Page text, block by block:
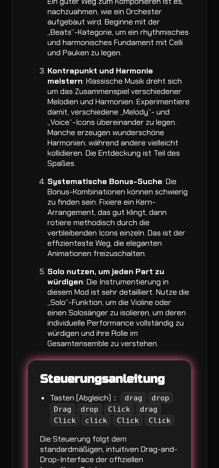
nachzuahmen, wie ein Orchester
aufgebaut wird. Beginne mit der
„Beats”-Kategorie, um ein rhythmisches
und harmonisches Fundament mit Celli
und Pauken zu legen.
Kontrapunkt und Harmonie
meistern: Klassische Musik dreht sich
um das Zusammenspiel verschiedener
Melodien und Harmonien. Experimentiere
damit, verschiedene „Melody”- und
„Voice”-Icons übereinander zu legen.
Manche erzeugen wunderschöne
Harmonien, während andere vielleicht
kollidieren. Die Entdeckung ist Teil des
Spaßes.
Systematische Bonus-Suche: Die
Bonus-Kombinationen können schwierig
zu finden sein. Fixiere ein Kern-
Arrangement, das gut klingt, dann
rotiere methodisch durch die
verbleibenden Icons einzeln. Das ist der
effizienteste Weg, die eleganten
Animationen freizuschalten.
Solo nutzen, um jeden Part zu
würdigen: Die Instrumentierung in
diesem Mod ist sehr detailliert. Nutze die
„Solo”-Funktion, um die Violine oder
einen Solosänger zu isolieren, um deren
individuelle Performance vollständig zu
würdigen und ihre Rolle im
Gesamtensemble zu verstehen.
Steuerungsanleitung
Tasten (Abgleich)： drag
drop
Drag
drop Click
drag
Click
click Click Click
Die Steuerung folgt dem
standardmäßigen, intuitiven Drag-and-
Drop-Interface der offiziellen